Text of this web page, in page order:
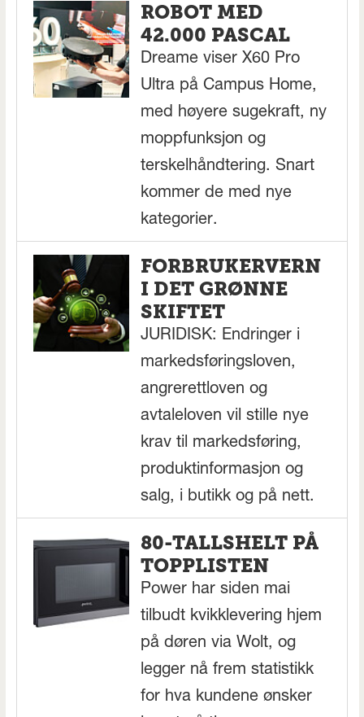
ROBOT MED
42.000 PASCAL
Dreame viser X60 Pro
Ultra på Campus Home,
med høyere sugekraft, ny
moppfunksjon og
terskelhåndtering. Snart
kommer de med nye
kategorier.
FORBRUKERVERN
I DET GRØNNE
SKIFTET
JURIDISK: Endringer i
markedsføringsloven,
angrerettloven og
avtaleloven vil stille nye
krav til markedsføring,
produktinformasjon og
salg, i butikk og på nett.
80-TALLSHELT PÅ
TOPPLISTEN
Power har siden mai
tilbudt kvikklevering hjem
på døren via Wolt, og
legger nå frem statistikk
for hva kundene ønsker